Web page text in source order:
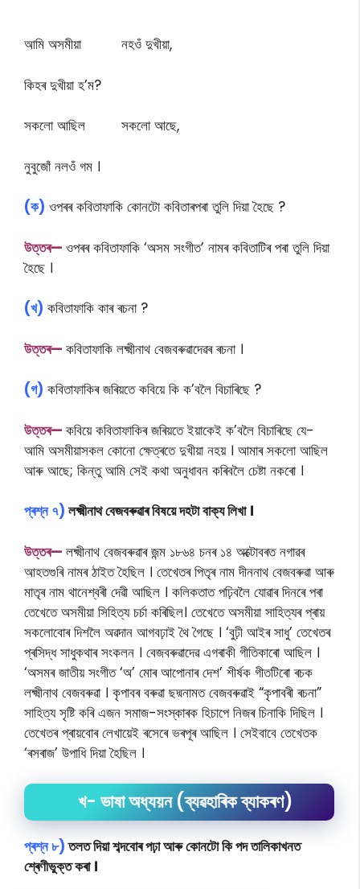
আমি অসমীয়া নহওঁ দুখীয়া,
কিহৰ দুখীয়া হ’ম?
সকলো আছিল সকলো আছে,
নুবুজোঁ নলওঁ গম ।
(ক) ওপৰৰ কবিতাফাকি কোনটো কবিতাৰপৰা তুলি দিয়া হৈছে ?
উত্তৰ— ওপৰৰ কবিতাফাকি ‘অসম সংগীত’ নামৰ কবিতাটিৰ পৰা তুলি দিয়া
হৈছে ।
(খ) কবিতাফাকি কাৰ ৰচনা ?
উত্তৰ— কবিতাফাকি লক্ষ্মীনাথ বেজবৰুৱাদেৱৰ ৰচনা ।
(গ) কবিতাফাকিৰ জৰিয়তে কবিয়ে কি ক’বলৈ বিচাৰিছে ?
উত্তৰ— কবিয়ে কবিতাফাকিৰ জৰিয়তে ইয়াকেই ক’বলৈ বিচাৰিছে যে-
আমি অসমীয়াসকল কোনো ক্ষেত্ৰতে দুখীয়া নহয় । আমাৰ সকলো আছিল
আৰু আছে; কিন্তু আমি সেই কথা অনুধাবন কৰিবলৈ চেষ্টা নকৰো ।
প্ৰশ্ন ৭) লক্ষ্মীনাথ বেজবৰুৱাৰ বিষয়ে দহটা বাক্য লিখা ।
উত্তৰ— লক্ষ্মীনাথ বেজবৰুৱাৰ জন্ম ১৮৬৪ চনৰ ১৪ অক্টোবৰত নগাৱৰ
আহতগুৰি নামৰ ঠাইত হৈছিল । তেখেতৰ পিতৃৰ নাম দীননাথ বেজবৰুৱা আৰু
মাতৃৰ নাম থানেশ্বৰী দেৱী আছিল । কলিকতাত পঢ়িবলৈ যোৱাৰ দিনৰে পৰা
তেখেতে অসমীয়া সিহিত্য চৰ্চা কৰিছিল। তেখেতে অসমীয়া সাহিত্যৰ প্ৰায়
সকলোবোৰ দিশলৈ অৱদান আগবঢ়াই থৈ গৈছে । ‘বুঢ়ী আইৰ সাধু’ তেখেতৰ
প্ৰসিদ্ধ সাধুকথাৰ সংকলন । বেজবৰুৱাদেৱ এগৰাকী গীতিকাৰো আছিল ।
‘অসমৰ জাতীয় সংগীত ‘অ’ মোৰ আপোনাৰ দেশ’ শীৰ্ষক গীতটিৰো ৰচক
লক্ষ্মীনাথ বেজবৰুৱা । কৃপাবৰ বৰুৱা ছদ্মনামত বেজবৰুৱাই “কৃপাবৰী ৰচনা”
সাহিত্য সৃষ্টি কৰি এজন সমাজ-সংস্কাৰক হিচাপে নিজৰ চিনাকি দিছিল ।
তেখেতৰ প্ৰায়বোৰ লেখায়েই ৰসেৰে ভৰপূৰ আছিল । সেইবাবে তেখেতক
‘ৰসৰাজ’ উপাধি দিয়া হৈছিল ।
খ- ভাষা অধ্যয়ন (ব্যৱহাৰিক ব্যাকৰণ)
প্ৰশ্ন ৮)তলত দিয়া শব্দবোৰ পঢ়া আৰু কোনটো কি পদ তালিকাখনত
শ্ৰেণীভুক্ত কৰা ।